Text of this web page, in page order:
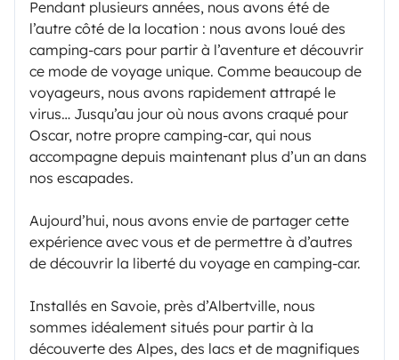
Pendant plusieurs années, nous avons été de
l’autre côté de la location : nous avons loué des
camping-cars pour partir à l’aventure et découvrir
ce mode de voyage unique. Comme beaucoup de
voyageurs, nous avons rapidement attrapé le
virus… Jusqu’au jour où nous avons craqué pour
Oscar, notre propre camping-car, qui nous
accompagne depuis maintenant plus d’un an dans
nos escapades.
Aujourd’hui, nous avons envie de partager cette
expérience avec vous et de permettre à d’autres
de découvrir la liberté du voyage en camping-car.
Installés en Savoie, près d’Albertville, nous
sommes idéalement situés pour partir à la
découverte des Alpes, des lacs et de magnifiques